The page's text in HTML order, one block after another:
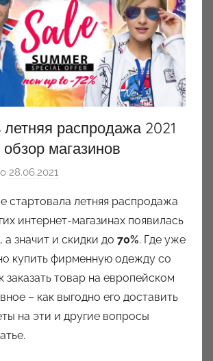
распродажа 2021
магазинов
28.06.2021
т
о
р
о
м
a
u
стартовала летняя распродажа
интернет-магазинах появилась
, а значит и скидки до 70%. Где уже
купить фирменную одежду со
заказать товар на европейском
– как выгодно его доставить
на эти и другие вопросы